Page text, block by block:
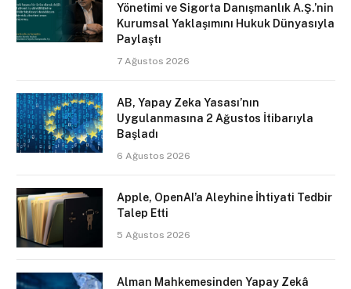
Yönetimi ve Sigorta Danışmanlık A.Ş.’nin
Kurumsal Yaklaşımını Hukuk Dünyasıyla
Paylaştı
7 Ağustos 2026
AB, Yapay Zeka Yasası’nın
Uygulanmasına 2 Ağustos İtibarıyla
Başladı
6 Ağustos 2026
Apple, OpenAI’a Aleyhine İhtiyati Tedbir
Talep Etti
5 Ağustos 2026
Alman Mahkemesinden Yapay Zekâ